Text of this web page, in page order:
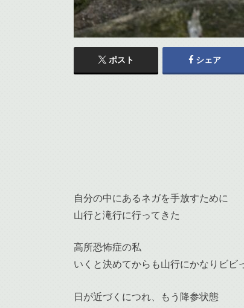
ポスト シェア
自分の中にあるネガを手放すために
山行と滝行に行ってきた
高所恐怖症の私
いくと決めてからも山行にかなりビビ
日が近づくにつれ、もう降参状態